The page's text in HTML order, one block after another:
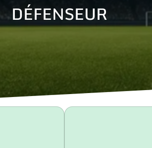
DÉFENSEUR